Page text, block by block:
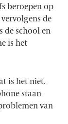
beroepen op
de
de school en
is het
is het niet.
staan
van